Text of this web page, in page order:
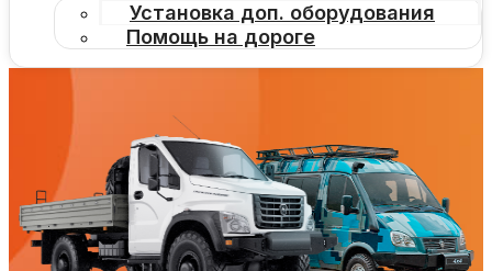
Установка доп. оборудования
Помощь на дороге